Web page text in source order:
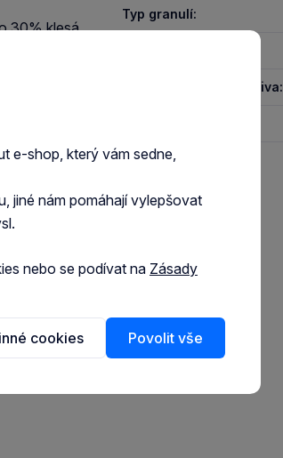
30% klesá.
obsah
taurin je
Díky
kočky.
oleje
Typ granulí:
Specifické určení krmiva:
e-shop, který vám sedne,
jiné nám pomáhají vylepšovat
nebo se podívat na Zásady
cookies Povolit vše